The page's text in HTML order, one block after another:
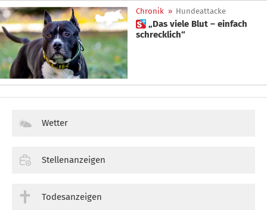
Chronik » Hundeattacke
 „Das viele Blut – einfach
schrecklich“
Wetter
Stellenanzeigen
Todesanzeigen